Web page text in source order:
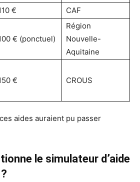
€ CAF
€ (ponctuel)
Région
Nouvelle-
Aquitaine
€ CROUS
aides auraient pu passer
le simulateur d’aide